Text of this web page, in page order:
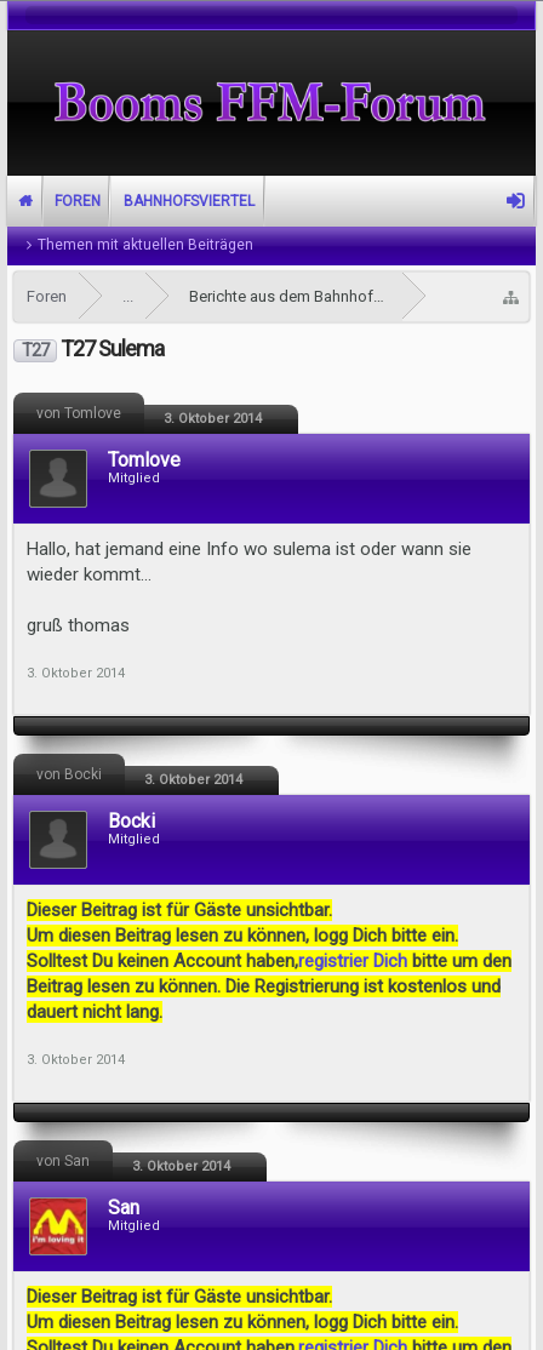
Foren ... Berichte aus dem Bahnhofsviertel
T27 T27 Sulema
von Tomlove 3. Oktober 2014
Tomlove
Mitglied
Hallo, hat jemand eine Info wo sulema ist oder wann sie
wieder kommt...
gruß thomas
3. Oktober 2014
von Bocki 3. Oktober 2014
Bocki
Mitglied
Dieser Beitrag ist für Gäste unsichtbar.
Um diesen Beitrag lesen zu können, logg Dich bitte ein.
Solltest Du keinen Account haben,registrier Dich bitte um den
Beitrag lesen zu können. Die Registrierung ist kostenlos und
dauert nicht lang.
3. Oktober 2014
von San 3. Oktober 2014
San
Mitglied
Dieser Beitrag ist für Gäste unsichtbar.
Um diesen Beitrag lesen zu können, logg Dich bitte ein.
FOREN
Themen mit aktuellen Beiträgen
BAHNHOFSVIERTEL